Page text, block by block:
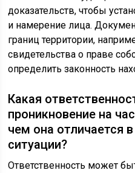
доказательств, чтобы
и намерение лица.
границ территории,
свидетельства о праве
определить законность
Какая
проникновение на
чем она отличается
ситуации?
Ответственность может